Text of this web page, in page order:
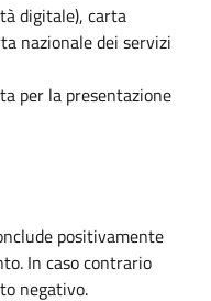
digitale), carta
nazionale dei servizi
per la presentazione
positivamente
In caso contrario
negativo.